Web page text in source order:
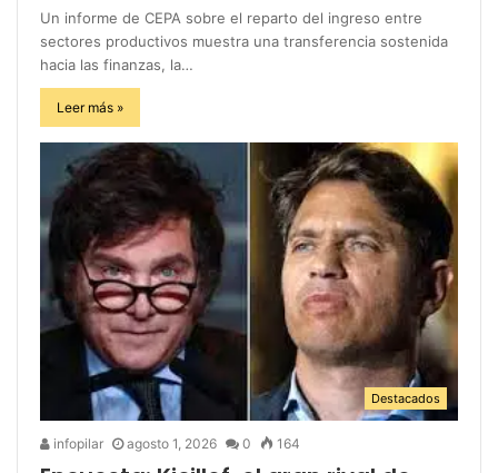
Un informe de CEPA sobre el reparto del ingreso entre
sectores productivos muestra una transferencia sostenida
hacia las finanzas, la…
Leer más »
Destacados
infopilar agosto 1, 2026 0 164